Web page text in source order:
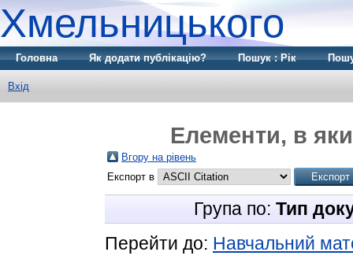
Хмельницького
Головна Як додати публікацію? Пошук : Рік
Вхід
Елементи, в
Вгору на рівень
Експорт в
Група по: Тип
Перейти до: Навчальний